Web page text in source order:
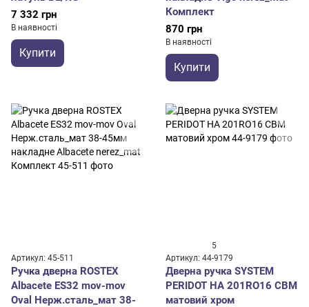
7 332 грн
В наявності
Купити
Комплект
870 грн
В наявності
Купити
Артикул: 45-511
Ручка дверна ROSTEX
Albacete ES32 mov-mov
Oval Нерж.сталь_мат 38-
5
Артикул: 44-9179
Дверна ручка SYSTEM
PERIDOT HA 201RO16 CBM
матовий хром